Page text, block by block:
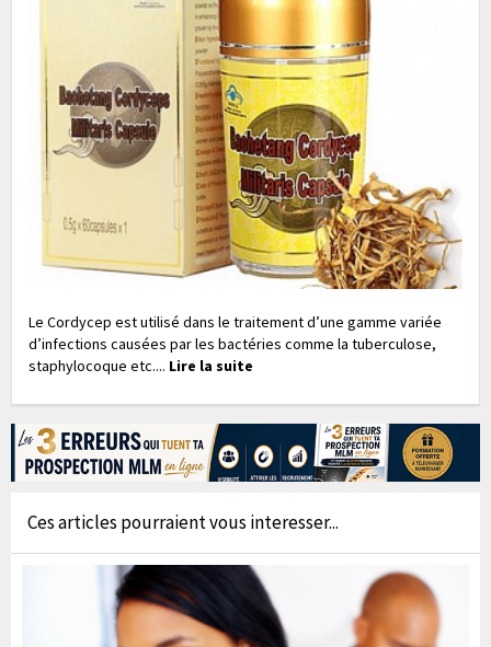
Le Cordycep est utilisé dans le traitement d’une gamme variée
d’infections causées par les bactéries comme la tuberculose,
staphylocoque etc.... Lire la suite
Ces articles pourraient vous interesser...